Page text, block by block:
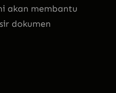
akan membantu
dokumen